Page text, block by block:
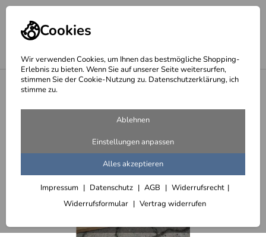
Cookies
Wir verwenden Cookies, um Ihnen das bestmögliche Shopping-
Erlebnis zu bieten. Wenn Sie auf unserer Seite weitersurfen,
stimmen Sie der Cookie-Nutzung zu. Datenschutzerklärung, ich
stimme zu.
Ablehnen
Einstellungen anpassen
Alles akzeptieren
Impressum Datenschutz AGB
Widerrufsrecht
Widerrufsformular
Vertrag widerrufen
Brüstungsgeländer aus Edelstahl